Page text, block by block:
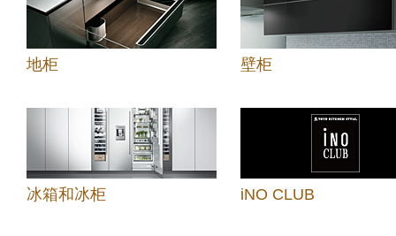
地柜 壁柜
冰箱和冰柜 iNO CLUB